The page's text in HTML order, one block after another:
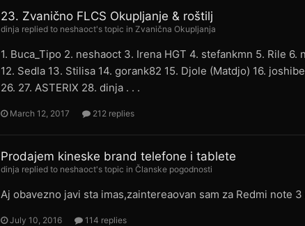
23. Zvanično FLCS Okupljanje & roštilj
dinja replied to neshaoct's topic inZvanična Okupljanja
1. Buca_Tipo 2. neshaoct 3. Irena HGT 4. stefankmn 5. Rile
12. Sedla 13. Stilisa 14. gorank82 15. Djole (Matdjo) 16.
26. 27. ASTERIX 28. dinja . . .
March 12, 2017 212 replies
Prodajem kineske brand telefone i tablete
dinja replied to neshaoct's topic inČlanske pogodnosti
Aj obavezno javi sta imas,zaintereaovan sam za Redmi note
July 10, 2016 114 replies